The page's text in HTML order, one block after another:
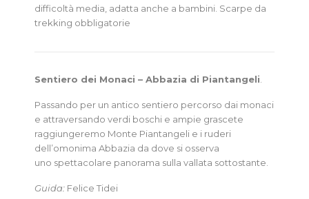
difficoltà media, adatta anche a bambini. Scarpe da
trekking obbligatorie
Sentiero dei Monaci – Abbazia di Piantangeli
Passando per un antico sentiero percorso dai monaci
e attraversando verdi boschi e ampie grascete
raggiungeremo Monte Piantangeli e i ruderi
dell’omonima Abbazia da dove si osserva
uno spettacolare panorama sulla vallata sottostante.
Guida: Felice Tidei